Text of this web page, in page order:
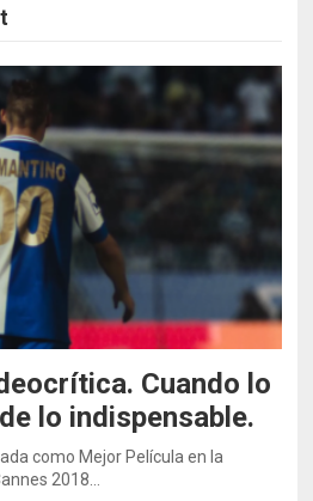
Cuando lo
lo indispensable.
como Mejor Película en la
2018…